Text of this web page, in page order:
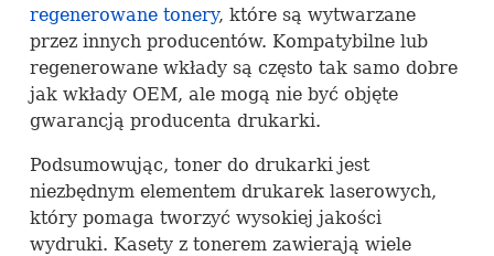
regenerowane tonery, które są wytwarzane
przez innych producentów. Kompatybilne lub
regenerowane wkłady są często tak samo dobre
jak wkłady OEM, ale mogą nie być objęte
gwarancją producenta drukarki.
Podsumowując, toner do drukarki jest
niezbędnym elementem drukarek laserowych,
który pomaga tworzyć wysokiej jakości
wydruki. Kasety z tonerem zawierają wiele